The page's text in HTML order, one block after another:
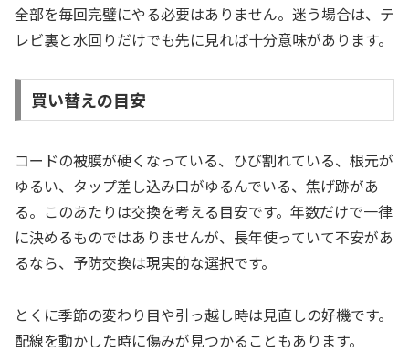
全部を毎回完璧にやる必要はありません。迷う場合は、テ
レビ裏と水回りだけでも先に見れば十分意味があります。
買い替えの目安
コードの被膜が硬くなっている、ひび割れている、根元が
ゆるい、タップ差し込み口がゆるんでいる、焦げ跡があ
る。このあたりは交換を考える目安です。年数だけで一律
に決めるものではありませんが、長年使っていて不安があ
るなら、予防交換は現実的な選択です。
とくに季節の変わり目や引っ越し時は見直しの好機です。
配線を動かした時に傷みが見つかることもあります。